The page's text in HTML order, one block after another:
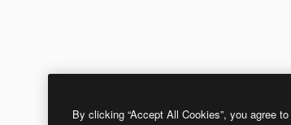
By clicking “Accept All Cookies”, you agree